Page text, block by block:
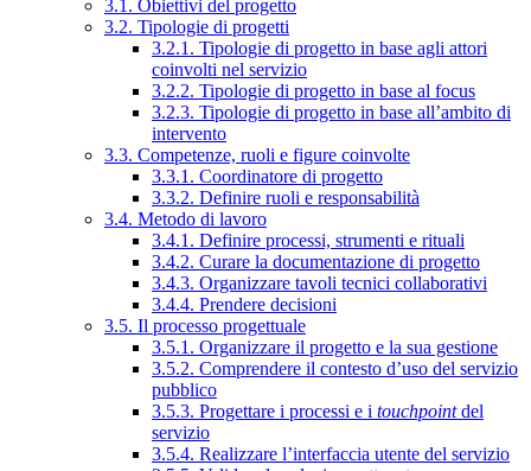
3.1. Obiettivi del progetto
3.2. Tipologie di progetti
3.2.1. Tipologie di progetto in base agli attori
coinvolti nel servizio
3.2.2. Tipologie di progetto in base al focus
3.2.3. Tipologie di progetto in base all’ambito di
intervento
3.3. Competenze, ruoli e figure coinvolte
3.3.1. Coordinatore di progetto
3.3.2. Definire ruoli e responsabilità
3.4. Metodo di lavoro
3.4.1. Definire processi, strumenti e rituali
3.4.2. Curare la documentazione di progetto
3.4.3. Organizzare tavoli tecnici collaborativi
3.4.4. Prendere decisioni
3.5. Il processo progettuale
3.5.1. Organizzare il progetto e la sua gestione
3.5.2. Comprendere il contesto d’uso del servizio
pubblico
3.5.3. Progettare i processi e i touchpointdel
servizio
3.5.4. Realizzare l’interfaccia utente del servizio